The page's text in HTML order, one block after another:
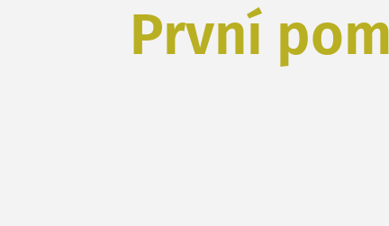
První